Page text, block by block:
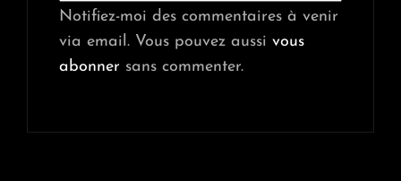
Notifiez-moi des commentaires à venir
via email. Vous pouvez aussi vous
abonner sans commenter.